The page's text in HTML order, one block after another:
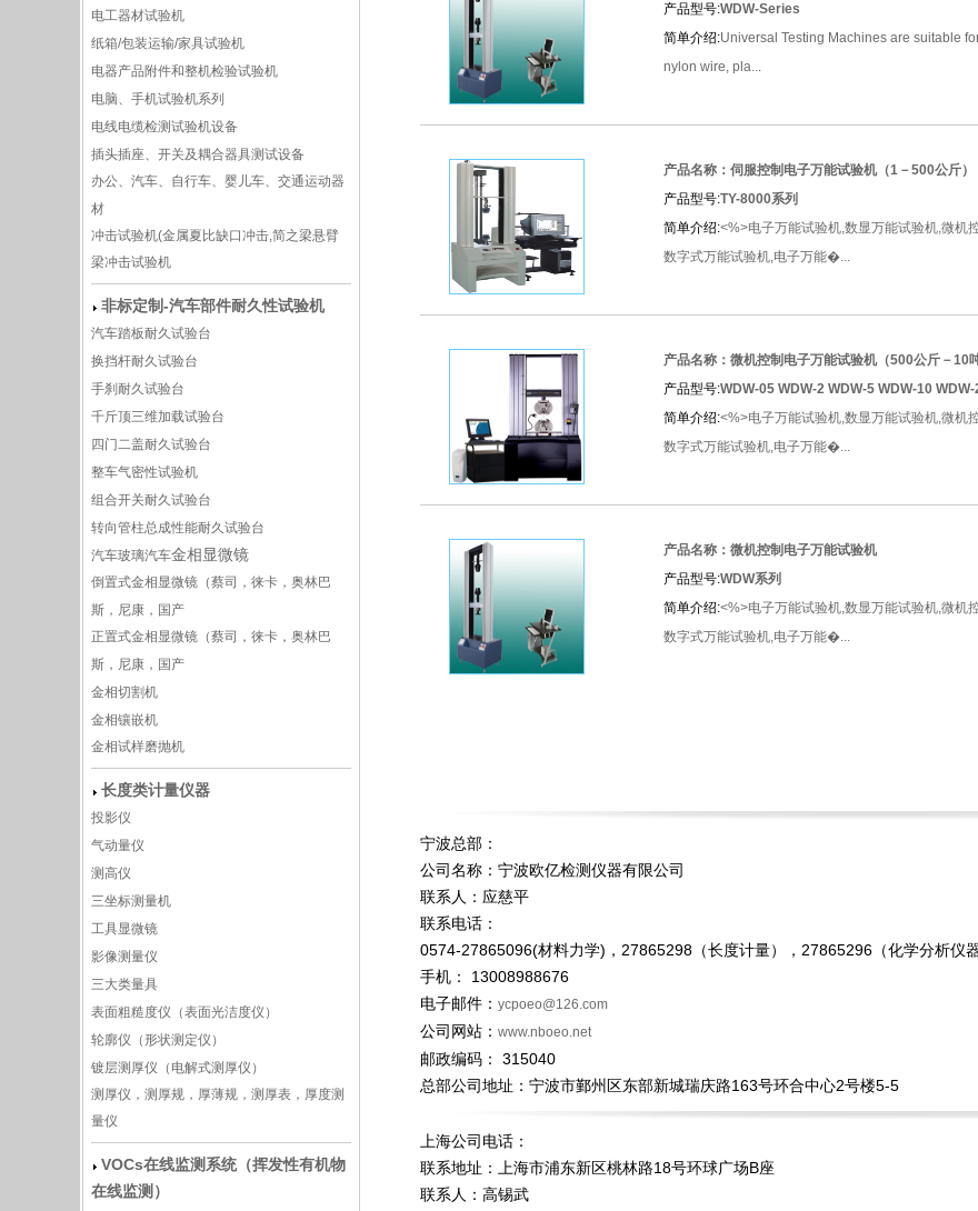
电工器材试验机
纸箱/包装运输/家具试验机
电器产品附件和整机检验试验机
电脑、手机试验机系列
电线电缆检测试验机设备
插头插座、开关及耦合器具测试设备
办公、汽车、自行车、婴儿车、交通运动器
材
冲击试验机(金属夏比缺口冲击,简之梁悬臂
梁冲击试验机
非标定制-汽车部件耐久性试验机
汽车踏板耐久试验台
换挡杆耐久试验台
手刹耐久试验台
千斤顶三维加载试验台
四门二盖耐久试验台
整车气密性试验机
组合开关耐久试验台
转向管柱总成性能耐久试验台
汽车玻璃汽车金相显微镜
倒置式金相显微镜（蔡司，徕卡，奥林巴
斯，尼康，国产
正置式金相显微镜（蔡司，徕卡，奥林巴
斯，尼康，国产
金相切割机
金相镶嵌机
金相试样磨抛机
长度类计量仪器
投影仪
气动量仪
测高仪
三坐标测量机
工具显微镜
影像测量仪
三大类量具
表面粗糙度仪（表面光洁度仪）
轮廓仪（形状测定仪）
镀层测厚仪（电解式测厚仪）
测厚仪，测厚规，厚薄规，测厚表，厚度测
量仪
VOCs在线监测系统（挥发性有机物
在线监测）
产品型号:WDW-Series
简单介绍:Universal Testing Machines are suitable
nylon wire, pla...
产品名称：伺服控制电子万能试验机（1－500公斤）
产品型号:TY-8000系列
简单介绍:<%>电子万能试验机,数显万能试验机,微机
数字式万能试验机,电子万能�...
产品名称：微机控制电子万能试验机（500公斤－10吨
产品型号:WDW-05 WDW-2 WDW-5 WDW-10
简单介绍:<%>电子万能试验机,数显万能试验机,微机
数字式万能试验机,电子万能�...
产品名称：微机控制电子万能试验机
产品型号:WDW系列
简单介绍:<%>电子万能试验机,数显万能试验机,微机
数字式万能试验机,电子万能�...
宁波总部：
公司名称：宁波欧亿检测仪器有限公司
联系人：应慈平
联系电话：
0574-27865096(材料力学)，27865298（长度计量），27865296（化学分析仪
手机： 13008988676
电子邮件： ycpoeo@126.com
公司网站： www.nboeo.net
邮政编码： 315040
总部公司地址：宁波市鄞州区东部新城瑞庆路163号环合中心2号楼5-5
上海公司电话：
联系地址：上海市浦东新区桃林路18号环球广场B座
联系人：高锡武